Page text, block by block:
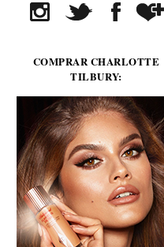
COMPRAR CHARLOTTE
TILBURY: